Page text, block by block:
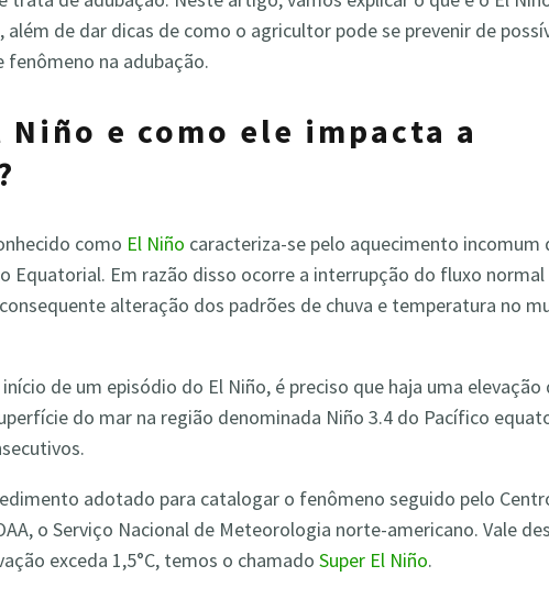
além de dar dicas de como o agricultor pode se prevenir de
fenômeno na adubação.
Niño e como ele impacta a
como El Niño caracteriza-se pelo aquecimento incomum
Equatorial. Em razão disso ocorre a interrupção do fluxo normal
alteração dos padrões de chuva e temperatura no
de um episódio do El Niño, é preciso que haja uma elevação
do mar na região denominada Niño 3.4 do Pacífico
adotado para catalogar o fenômeno seguido pelo
o Serviço Nacional de Meteorologia norte-americano. Vale
exceda 1,5°C, temos o chamado Super El Niño.